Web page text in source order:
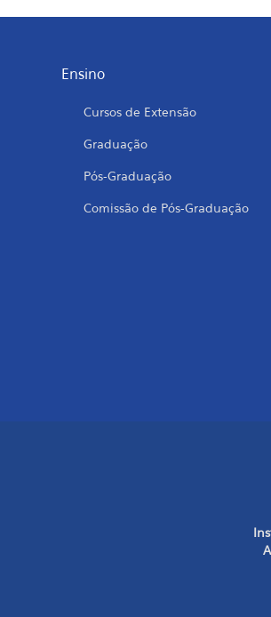
Ensino
Cursos de Extensão
Graduação
Pós-Graduação
Comissão de Pós-Graduação